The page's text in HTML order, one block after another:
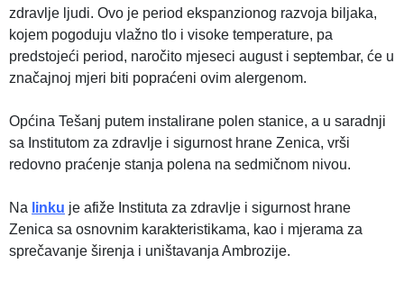
zdravlje ljudi. Ovo je period ekspanzionog razvoja biljaka,
kojem pogoduju vlažno tlo i visoke temperature, pa
predstojeći period, naročito mjeseci august i septembar, će u
značajnoj mjeri biti popraćeni ovim alergenom.
Općina Tešanj putem instalirane polen stanice, a u saradnji
sa Institutom za zdravlje i sigurnost hrane Zenica, vrši
redovno praćenje stanja polena na sedmičnom nivou.
Na linku je afiže Instituta za zdravlje i sigurnost hrane
Zenica sa osnovnim karakteristikama, kao i mjerama za
sprečavanje širenja i uništavanja Ambrozije.